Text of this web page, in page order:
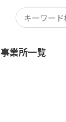
事業所一覧